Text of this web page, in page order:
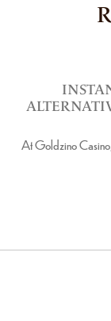
At Goldzino